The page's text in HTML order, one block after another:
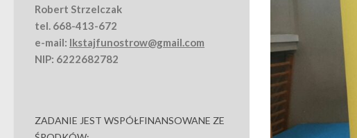
Robert Strzelczak
tel. 668-413-672
e-mail: lkstajfunostrow@gmail.com
NIP: 6222682782
ZADANIE JEST WSPÓŁFINANSOWANE ZE